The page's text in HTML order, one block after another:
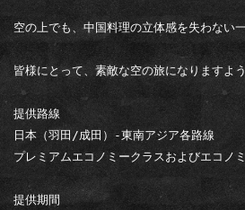
空の上でも、中国料理の立体感を失わない
皆様にとって、素敵な空の旅になりますよう
提供路線
日本（羽田/成田）-東南アジア各路線
プレミアムエコノミークラスおよびエコノ
提供期間